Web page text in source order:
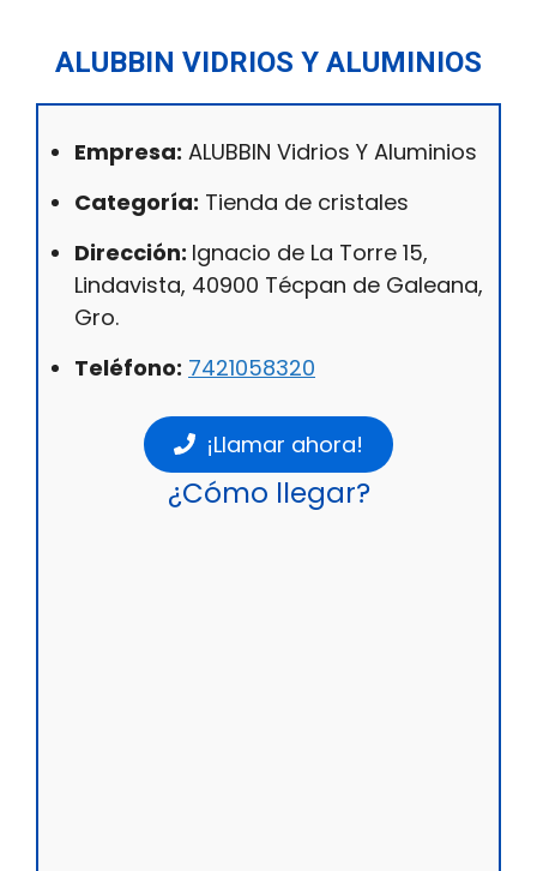
ALUBBIN VIDRIOS Y ALUMINIOS
Empresa: ALUBBIN Vidrios Y Aluminios
Categoría: Tienda de cristales
Dirección: Ignacio de La Torre 15,
Lindavista, 40900 Técpan de Galeana,
Gro.
Teléfono: 7421058320
¡Llamar ahora!
¿Cómo llegar?